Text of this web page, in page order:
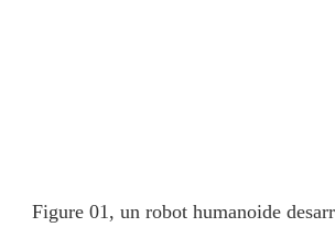
Figure 01, un robot humanoide